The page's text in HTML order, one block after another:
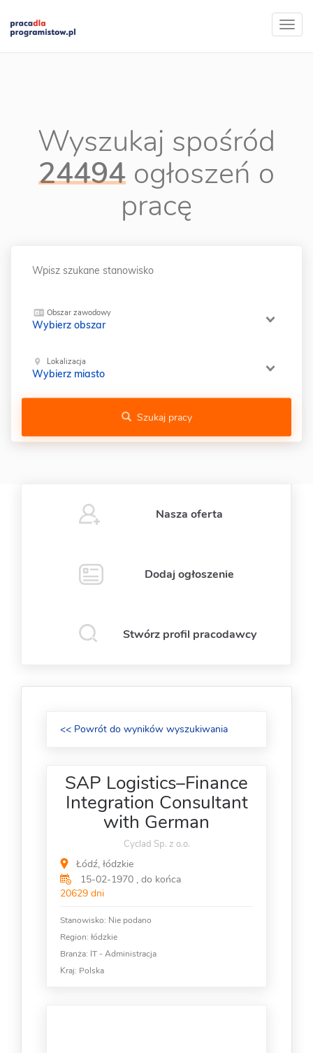
Wyszukaj spośród
24494 ogłoszeń o
pracę
Obszar zawodowy
Wybierz obszar
Lokalizacja
Wybierz miasto
Szukaj pracy
Nasza oferta
Dodaj ogłoszenie
Stwórz profil pracodawcy
<< Powrót do wyników wyszukiwania
SAP Logistics–Finance
Integration Consultant
with German
Cyclad Sp. z o.o.
Łódź, łódzkie
15-02-1970 , do końca
20629 dni
Stanowisko: Nie podano
Region: łódzkie
Branża: IT - Administracja
Kraj: Polska